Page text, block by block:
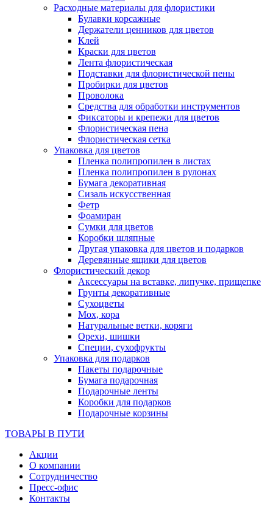
Расходные материалы для флористики
Булавки корсажные
Держатели ценников для цветов
Клей
Краски для цветов
Лента флористическая
Подставки для флористической пены
Пробирки для цветов
Проволока
Средства для обработки инструментов
Фиксаторы и крепежи для цветов
Флористическая пена
Флористическая сетка
Упаковка для цветов
Пленка полипропилен в листах
Пленка полипропилен в рулонах
Бумага декоративная
Сизаль искусственная
Фетр
Фоамиран
Сумки для цветов
Коробки шляпные
Другая упаковка для цветов и подарков
Деревянные ящики для цветов
Флористический декор
Аксессуары на вставке, липучке, прищепке
Грунты декоративные
Сухоцветы
Мох, кора
Натуральные ветки, коряги
Орехи, шишки
Специи, сухофрукты
Упаковка для подарков
Пакеты подарочные
Бумага подарочная
Подарочные ленты
Коробки для подарков
Подарочные корзины
ТОВАРЫ В ПУТИ
Акции
О компании
Сотрудничество
Пресс-офис
Контакты